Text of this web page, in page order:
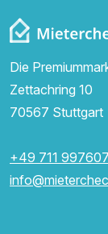
Die
Zettachring 10
70567 Stuttgart
+49 711